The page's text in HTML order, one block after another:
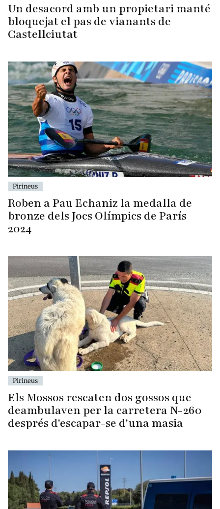
Un desacord amb un propietari manté
bloquejat el pas de vianants de
Castellciutat
Pirineus
Roben a Pau Echaniz la medalla de
bronze dels Jocs Olímpics de París
2024
Pirineus
Els Mossos rescaten dos gossos que
deambulaven per la carretera N-260
després d'escapar-se d'una masia